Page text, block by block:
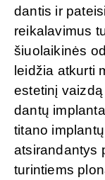
dantis ir
reikalavimus
šiuolaikinės
leidžia atkurti
estetinį
dantų
titano
atsirandantys
turintiems